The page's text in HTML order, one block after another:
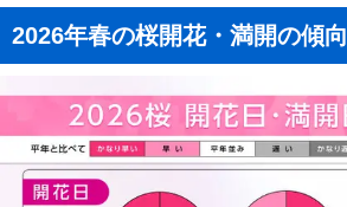
2026年春の桜開花・満開の傾向